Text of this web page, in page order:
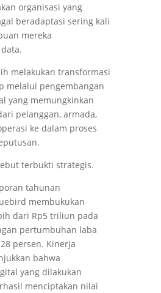
organisasi yang
beradaptasi sering kali
mereka
melakukan transformasi
melalui pengembangan
yang memungkinkan
pelanggan, armada,
ke dalam proses
terbukti strategis.
tahunan
membukukan
dari Rp5 triliun pada
pertumbuhan laba
persen. Kinerja
bahwa
yang dilakukan
menciptakan nilai